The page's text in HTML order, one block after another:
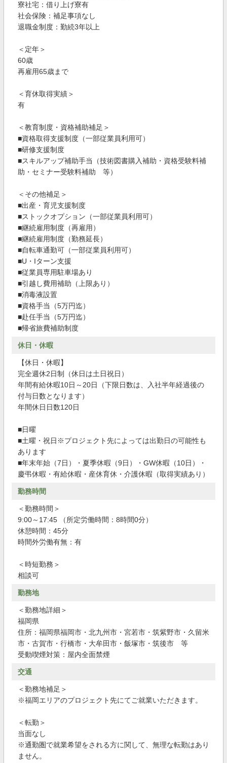
寮社宅：借り上げ寮有
社会保険：補足事項なし
退職金制度：勤続3年以上
＜定年＞
60歳
再雇用65歳まで
＜育休取得実績＞
有
＜教育制度・資格補助補足＞
■資格取得支援制度（一部従業員利用可）
■研修支援制度
■スキルアップ補助手当（技術図書購入補助・資格受験料補
助・セミナー受験料補助 等）
＜その他補足＞
■出産・育児支援制度
■ストックオプション（一部従業員利用可）
■継続雇用制度（再雇用）
■継続雇用制度（勤務延長）
■自転車通勤可（一部従業員利用可）
■U・Iターン支援
■従業員専用駐車場あり
■引越し費用補助（上限あり）
■消毒液設置
■資格手当（5万円迄）
■赴任手当（5万円迄）
■帰省旅費補助制度
休日・休暇
【休日・休暇】
完全週休2日制（休日は土日祝日）
年間有給休暇10日～20日（下限日数は、入社半年経過後の
付与日数となります）
年間休日日数120日
■日曜
■土曜・祝日※プロジェクト先によっては出勤日の可能性も
あります
■年末年始（7日）・夏季休暇（9日）・GW休暇（10日）・
慶弔休暇・有給休暇・産休育休・介護休暇（取得実績あり）
勤務時間
＜勤務時間＞
9:00～17:45 （所定労働時間：8時間0分）
休憩時間：45分
時間外労働有無：有
＜時短勤務＞
相談可
勤務地
＜勤務地詳細＞
福岡県
住所：福岡県福岡市・北九州市・宮若市・筑紫野市・久留米
市・古賀市・行橋市・大牟田市・飯塚市・筑後市 等
受動喫煙対策：屋内全面禁煙
交通
＜勤務地補足＞
※福岡エリアのプロジェクト先にてご就業いただきます。
＜転勤＞
当面なし
※通勤圏で就業希望をされる方に関して、無理な転勤はあり
ません。